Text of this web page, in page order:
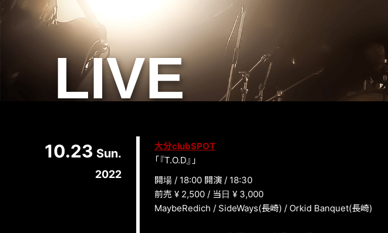
LIVE
10.23 Sun.
2022
大分clubSPOT
「『T.O.D』」
開場 / 18:00 開演 / 18:30
前売 ¥ 2,500 / 当日 ¥ 3,000
MaybeRedich / SideWays(長崎) / Orkid Banquet(長崎)